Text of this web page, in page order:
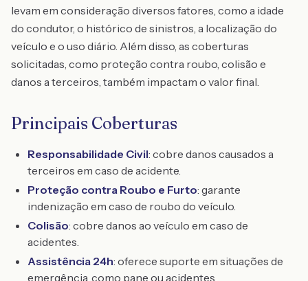
levam em consideração diversos fatores, como a idade
do condutor, o histórico de sinistros, a localização do
veículo e o uso diário. Além disso, as coberturas
solicitadas, como proteção contra roubo, colisão e
danos a terceiros, também impactam o valor final.
Principais Coberturas
Responsabilidade Civil: cobre danos causados a
terceiros em caso de acidente.
Proteção contra Roubo e Furto: garante
indenização em caso de roubo do veículo.
Colisão: cobre danos ao veículo em caso de
acidentes.
Assistência 24h: oferece suporte em situações de
emergência, como pane ou acidentes.